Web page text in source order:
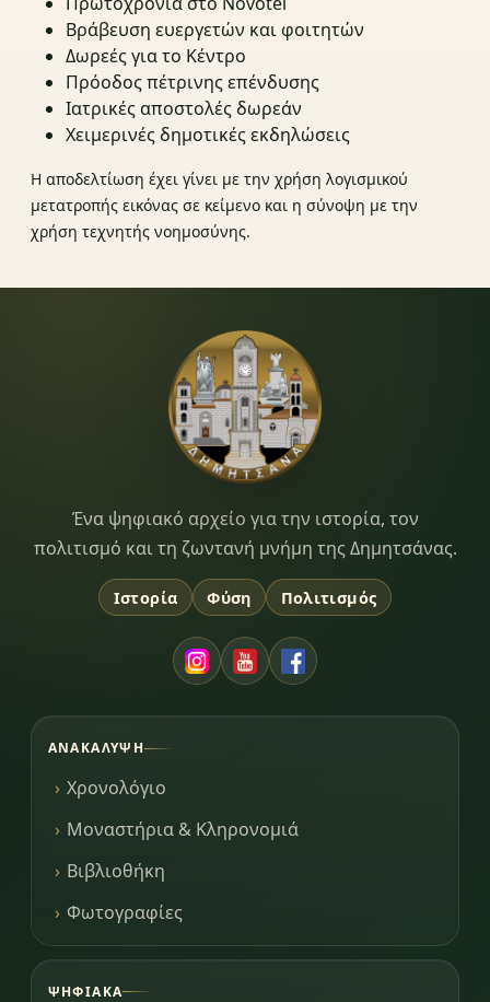
Βράβευση ευεργετών και φοιτητών
Δωρεές για το Κέντρο
Πρόοδος πέτρινης επένδυσης
Ιατρικές αποστολές δωρεάν
Χειμερινές δημοτικές εκδηλώσεις
Η αποδελτίωση έχει γίνει με την χρήση λογισμικού
μετατροπής εικόνας σε κείμενο και η σύνοψη με την
χρήση τεχνητής νοημοσύνης.
Dimitsana.gr
Ένα ψηφιακό αρχείο για την ιστορία, τον
πολιτισμό και τη ζωντανή μνήμη της Δημητσάνας.
Ιστορία Φύση Πολιτισμός
ΑΝΑΚΆΛΥΨΗ
Χρονολόγιο
Μοναστήρια & Κληρονομιά
Βιβλιοθήκη
Φωτογραφίες
ΨΗΦΙΑΚΆ